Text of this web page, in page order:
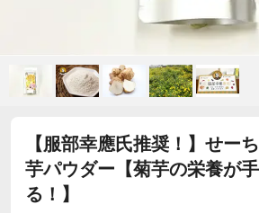
【服部幸應氏推奨！】せー
芋パウダー【菊芋の栄養が
る！】